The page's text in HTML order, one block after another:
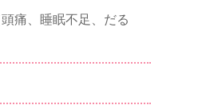
痛、睡眠不足、だる